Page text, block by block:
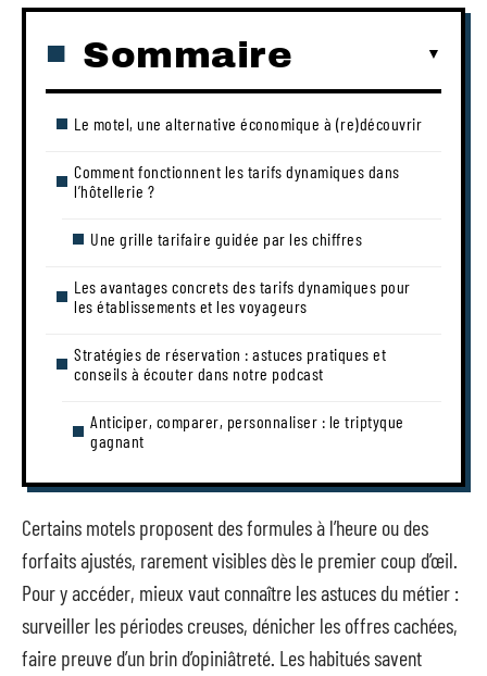
Sommaire
Le motel, une alternative économique à (re)découvrir
Comment fonctionnent les tarifs dynamiques dans
l’hôtellerie ?
Une grille tarifaire guidée par les chiffres
Les avantages concrets des tarifs dynamiques pour
les établissements et les voyageurs
Stratégies de réservation : astuces pratiques et
conseils à écouter dans notre podcast
Anticiper, comparer, personnaliser : le triptyque
gagnant
Certains motels proposent des formules à l’heure ou des
forfaits ajustés, rarement visibles dès le premier coup d’œil.
Pour y accéder, mieux vaut connaître les astuces du métier :
surveiller les périodes creuses, dénicher les offres cachées,
faire preuve d’un brin d’opiniâtreté. Les habitués savent